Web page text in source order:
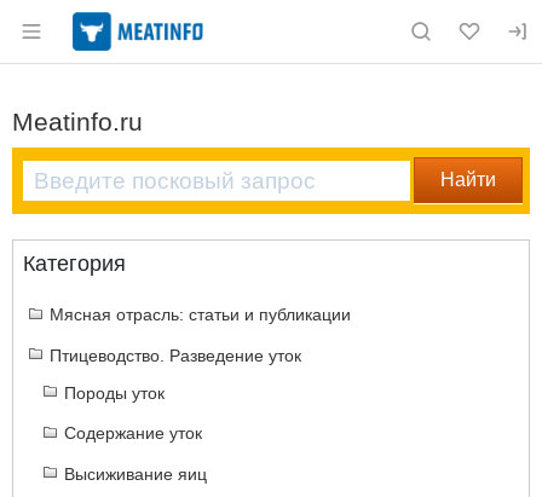
Раздел навигации по сайту meatinfo.ru
Meatinfo.ru
Категория
Мясная отрасль: статьи и публикации
Птицеводство. Разведение уток
Породы уток
Содержание уток
Высиживание яиц